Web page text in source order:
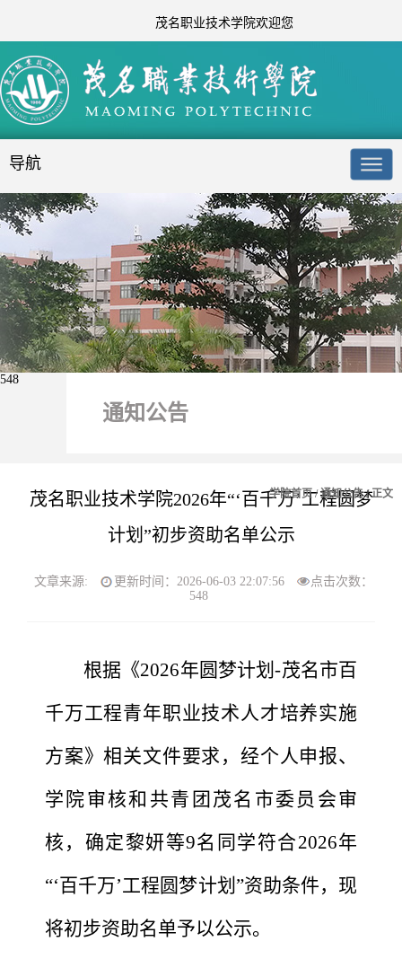
茂名职业技术学院欢迎您
导航
通知公告
学院首页/通知公告/ 正文
548
茂名职业技术学院2026年“‘百千万’工程圆梦
计划”初步资助名单公示
文章来源: 更新时间：2026-06-03 22:07:56
点击次数：
548
根据《2026年圆梦计划-茂名市百
千万工程青年职业技术人才培养实施
方案》相关文件要求，经个人申报、
学院审核和 共青团茂名市委员会审
核 ，确定黎妍等9名同学符合2026年
“‘百千万’工程圆梦计划”资助条件，现
将初步资助名单予以公示。